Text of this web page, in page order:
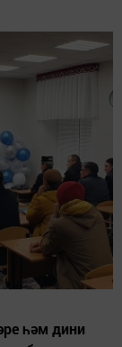
һәм дини